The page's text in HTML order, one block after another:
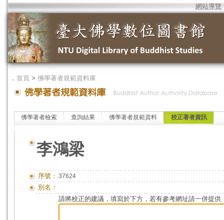
網站導覽
． 首頁 > 佛學著者規範資料庫
佛學著者檢索 查詢結果 佛學著者規範資料 校正著者資訊
李鴻梁
序號： 37624
別名：
請將校正的建議，填寫於下方，若有參考網址請一併提供